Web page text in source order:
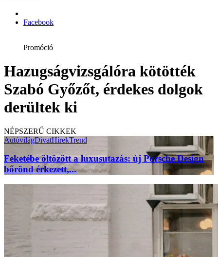
Facebook
Promóció
Hazugságvizsgálóra kötötték
Szabó Győzőt, érdekes dolgok
derültek ki
NÉPSZERŰ CIKKEK
AutóvilágDivatHírekTrend
Feketébe öltözött a luxusutazás: új Porsche Design
bőrönd érkezett,...